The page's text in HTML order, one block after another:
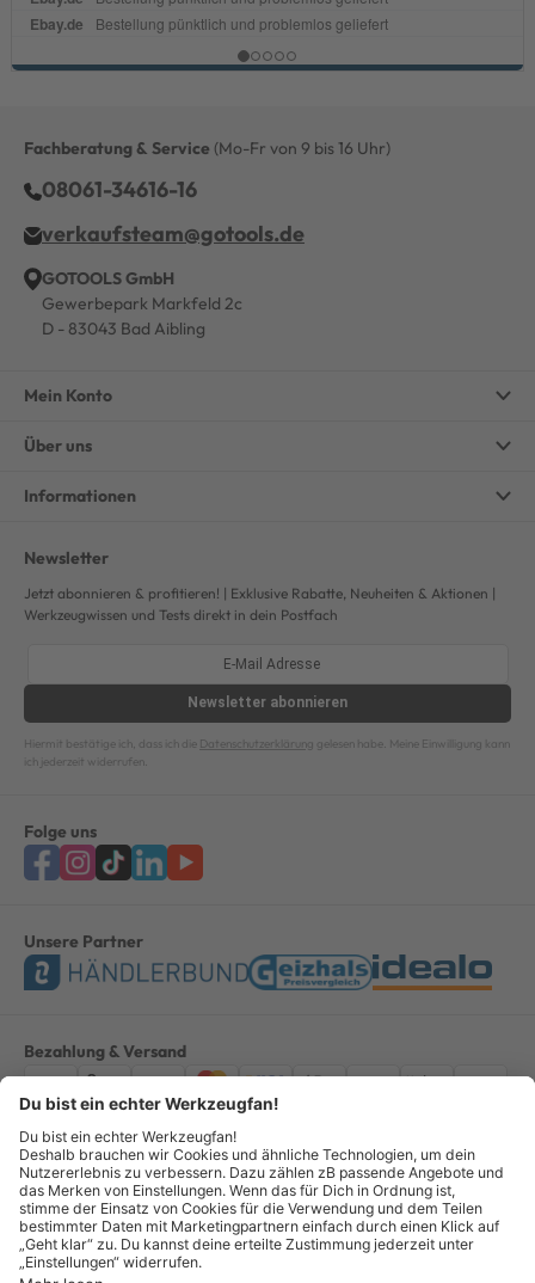
Fachberatung & Service (Mo-Fr von 9 bis 16 Uhr)
08061-34616-16
verkaufsteam@gotools.de
GOTOOLS GmbH
Gewerbepark Markfeld 2c
D - 83043 Bad Aibling
Mein Konto
Über uns
Informationen
Newsletter
Jetzt abonnieren & profitieren! | Exklusive Rabatte, Neuheiten & Aktionen |
Werkzeugwissen und Tests direkt in dein Postfach
Newsletter abonnieren
Hiermit bestätige ich, dass ich die Datenschutzerklärung gelesen habe. Meine Einwilligung kann
ich jederzeit widerrufen.
Folge uns
Unsere Partner
Bezahlung & Versand
ImpressumAGBDatenschutzWiderruf Vertrag widerrufen
Alle Preise verstehen sich inkl. ges. MwSt. *Kostenloser Versand innerhalb
Deutschlands, bei Bestellungen ab 100,00 Euro.
© Copyright 2026 GOTOOLS GmbH - Alle Rechte vorbehalten. powered by
createyourtemplate